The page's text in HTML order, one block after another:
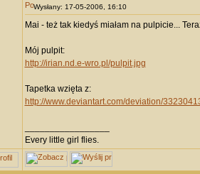
Wysłany: 17-05-2006, 16:10
Mai - też tak kiedyś miałam na pulpicie...
Mój pulpit:
http://irian.nd.e-wro.pl/pulpit.jpg
Tapetka wzięta z:
http://www.deviantart.com/deviation/
Every little girl flies.